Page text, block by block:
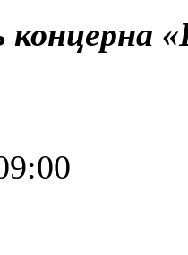
концерна